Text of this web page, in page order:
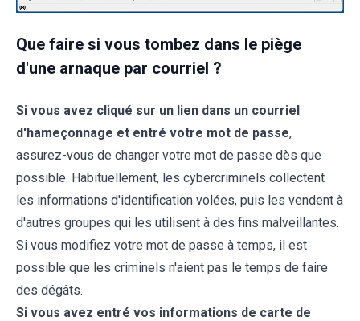
Que faire si vous tombez dans le piège
d'une arnaque par courriel ?
Si vous avez cliqué sur un lien dans un courriel
d'hameçonnage et entré votre mot de passe,
assurez-vous de changer votre mot de passe dès que
possible. Habituellement, les cybercriminels collectent
les informations d'identification volées, puis les vendent à
d'autres groupes qui les utilisent à des fins malveillantes.
Si vous modifiez votre mot de passe à temps, il est
possible que les criminels n'aient pas le temps de faire
des dégâts.
Si vous avez entré vos informations de carte de